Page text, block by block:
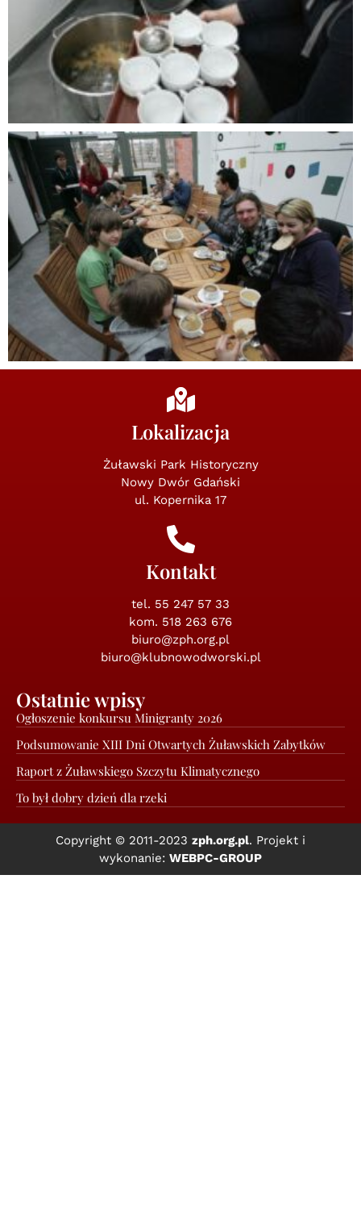
Lokalizacja
Żuławski Park Historyczny
Nowy Dwór Gdański
ul. Kopernika 17
Kontakt
tel. 55 247 57 33
kom. 518 263 676
biuro@zph.org.pl
biuro@klubnowodworski.pl
Ostatnie wpisy
Ogłoszenie konkursu Minigranty 2026
Podsumowanie XIII Dni Otwartych Żuławskich Zabytków
Raport z Żuławskiego Szczytu Klimatycznego
To był dobry dzień dla rzeki
Copyright © 2011-2023 zph.org.pl. Projekt i
wykonanie: WEBPC-GROUP